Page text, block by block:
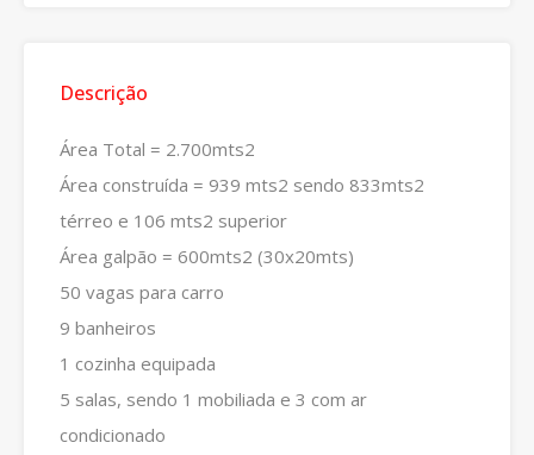
Descrição
Área Total = 2.700mts2
Área construída = 939 mts2 sendo 833mts2
térreo e 106 mts2 superior
Área galpão = 600mts2 (30x20mts)
50 vagas para carro
9 banheiros
1 cozinha equipada
5 salas, sendo 1 mobiliada e 3 com ar
condicionado